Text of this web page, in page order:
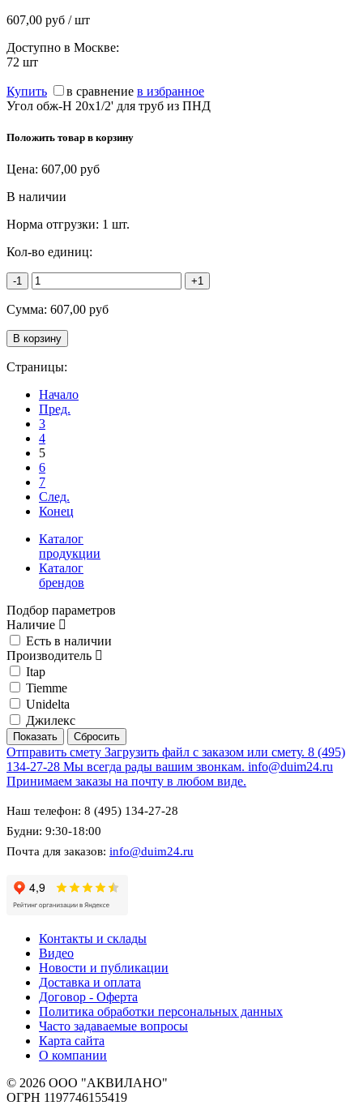
607,00 руб / шт
Доступно в Москве:
72 шт
Купить в сравнение в избранное
Угол обж-Н 20х1/2' для труб из ПНД
Положить товар в корзину
Цена: 607,00 руб
В наличии
Норма отгрузки: 1 шт.
Кол-во единиц:
-1 +1
Сумма: 607,00 руб
Страницы:
Начало
Пред.
3
4
5
6
7
След.
Конец
Каталог
продукции
Каталог
брендов
Подбор параметров
Наличие
Есть в наличии
Производитель
Itap
Tiemme
Unidelta
Джилекс
Отправить смету Загрузить файл с заказом или смету. 8 (495)
134-27-28 Мы всегда рады вашим звонкам. info@duim24.ru
Принимаем заказы на почту в любом виде.
Наш телефон: 8 (495) 134-27-28
Будни: 9:30-18:00
Почта для заказов: info@duim24.ru
Контакты и склады
Видео
Новости и публикации
Доставка и оплата
Договор - Оферта
Политика обработки персональных данных
Часто задаваемые вопросы
Карта сайта
О компании
© 2026 ООО "АКВИЛАНО"
ОГРН 1197746155419